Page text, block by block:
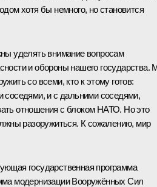
хотя бы немного, но становится
уделять внимание вопросам
и обороны нашего государства.
со всеми, кто к этому готов:
соседями, и с дальними соседями,
отношения с блоком НАТО. Но это
разоружиться. К сожалению, мир
государственная программа
модернизации Вооружённых Сил